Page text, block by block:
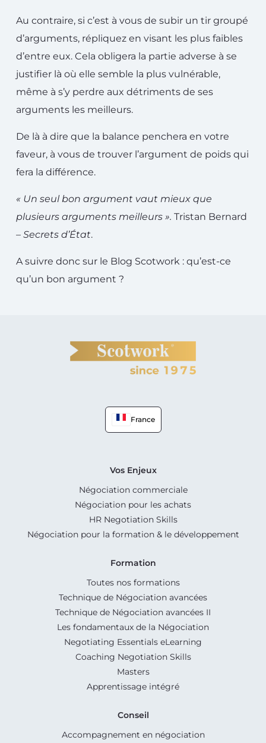
Au contraire, si c’est à vous de subir un tir groupé
d’arguments, répliquez en visant les plus faibles
d’entre eux. Cela obligera la partie adverse à se
justifier là où elle semble la plus vulnérable,
même à s’y perdre aux détriments de ses
arguments les meilleurs.
De là à dire que la balance penchera en votre
faveur, à vous de trouver l’argument de poids qui
fera la différence.
« Un seul bon argument vaut mieux que
plusieurs arguments meilleurs ». Tristan Bernard
– Secrets d’État.
A suivre donc sur le Blog Scotwork : qu’est-ce
qu’un bon argument ?
France
Vos Enjeux
Négociation commerciale
Négociation pour les achats
HR Negotiation Skills
Négociation pour la formation & le développement
Formation
Toutes nos formations
Technique de Négociation avancées
Technique de Négociation avancées II
Les fondamentaux de la Négociation
Negotiating Essentials eLearning
Coaching Negotiation Skills
Masters
Apprentissage intégré
Conseil
Accompagnement en négociation